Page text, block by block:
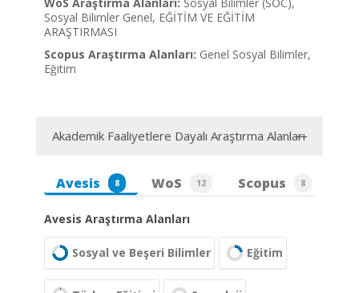
Sosyal Bilimler Genel, EĞİTİM VE EĞİTİM
ARAŞTIRMASI
Scopus Araştırma Alanları: Genel Sosyal Bilimler,
Eğitim
Akademik Faaliyetlere Dayalı Araştırma Alanları
Avesis 8 WoS 12 Scopus 8
Avesis Araştırma Alanları
Sosyal ve Beşeri Bilimler Eğitim